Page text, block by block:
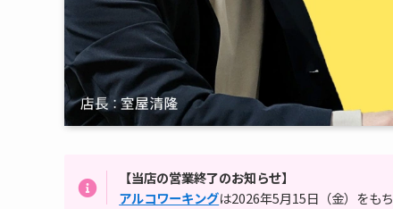
【当店の営業終了のお知らせ】
アルコワーキングは2026年5月15日（金）をも